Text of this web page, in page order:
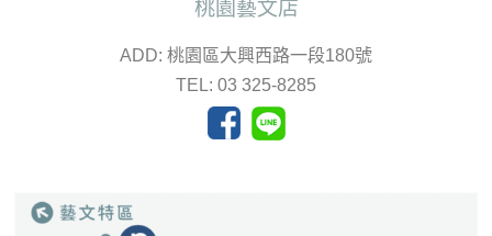
桃園藝文店
ADD: 桃園區大興西路一段180號
TEL: 03 325-8285